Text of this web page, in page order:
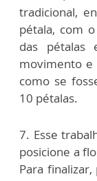
tradicional,
pétala, com
das pétalas
movimento e
como se
10 pétalas.
7. Esse
posicione a
Para